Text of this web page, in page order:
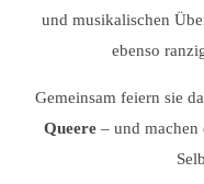
und musikalischen
ebenso
Gemeinsam feiern sie
Queere – und machen